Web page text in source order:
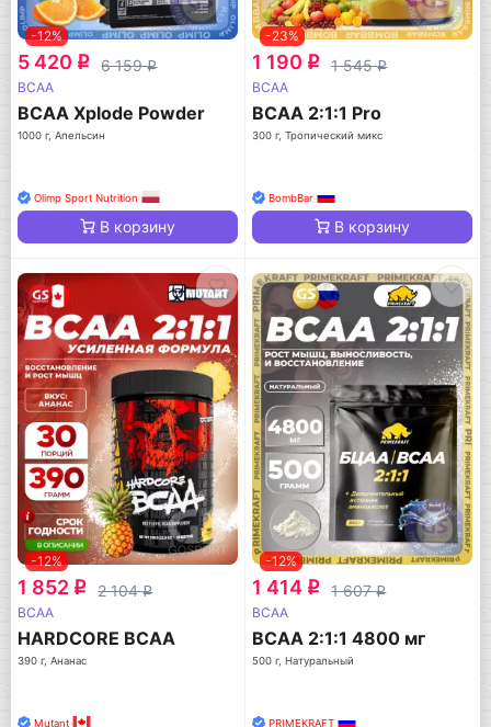
-12%
5 420 q 6 159q
BCAA
BCAA Xplode Powder
1000 г, Апельсин
Olimp Sport Nutrition
В корзину
-23%
1 190 q 1 545q
BCAA
BCAA 2:1:1 Pro
300 г, Тропический микс
BombBar
В корзину
-12%
1 852 q 2 104q
BCAA
HARDCORE BCAA
390 г, Ананас
Mutant
-12%
1 414 q 1 607q
BCAA
BCAA 2:1:1 4800 мг
500 г, Натуральный
PRIMEKRAFT